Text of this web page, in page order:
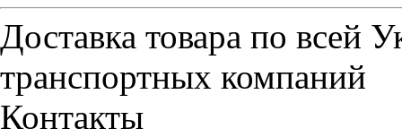
Доставка товара по всей
транспортных компаний
Контакты